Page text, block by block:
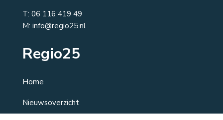
T: 06 116 419 49
M: info@regio25.nl
Regio25
Home
Nieuwsoverzicht